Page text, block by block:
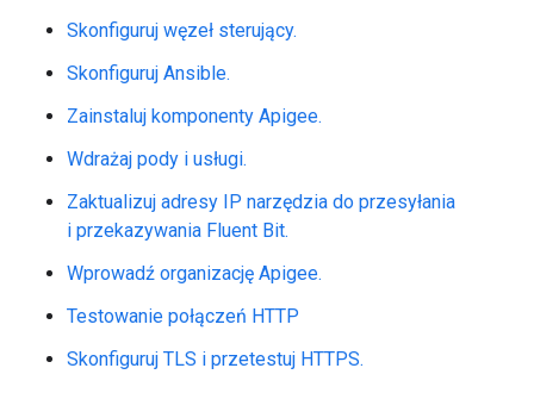
Skonfiguruj węzeł sterujący.
Skonfiguruj Ansible.
Zainstaluj komponenty Apigee.
Wdrażaj pody i usługi.
Zaktualizuj adresy IP narzędzia do przesyłania
i przekazywania Fluent Bit.
Wprowadź organizację Apigee.
Testowanie połączeń HTTP
Skonfiguruj TLS i przetestuj HTTPS.